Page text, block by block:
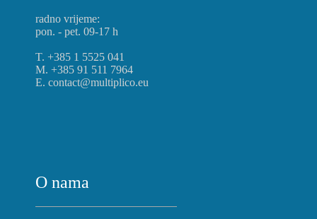
radno vrijeme:
pon. - pet. 09-17 h
T. +385 1 5525 041
M. +385 91 511 7964
E. contact@multiplico.eu
O nama